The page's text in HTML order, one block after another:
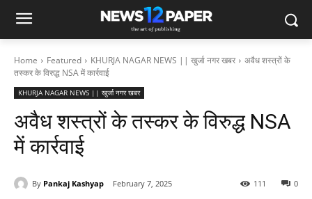
Home Featured KHURJA NAGAR NEWS || खुर्जा नगर खबर
अवैध शस्त्रों के
तस्कर के विरुद्ध NSA में कार्रवाई
KHURJA NAGAR NEWS || खुर्जा नगर खबर
अवैध शस्त्रों के तस्कर के विरुद्ध NSA
में कार्रवाई
By Pankaj Kashyap February 7, 2025 0
111